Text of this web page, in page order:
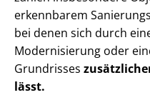
erkennbarem
bei denen sich durch
Modernisierung oder
Grundrisses
lässt.